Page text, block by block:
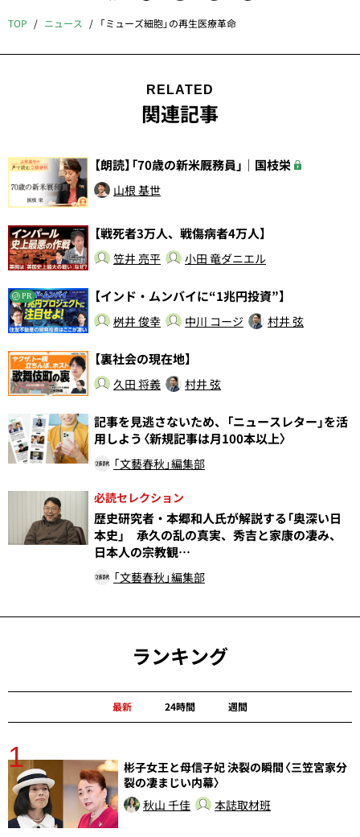
TOP ニュース 「ミューズ細胞」の再生医療革命
RELATED
関連記事
【朗読】「70歳の新米厩務員」｜国枝栄
山根 基世
【戦死者3万人、戦傷病者4万人】
笠井 亮平 小田 竜ダニエル
PR 【インド・ムンバイに“1兆円投資”】
桝井 俊幸 中川 コージ 村井 弦
【裏社会の現在地】
久田 将義 村井 弦
記事を見逃さないため、「ニュースレター」を活
用しよう〈新規記事は月100本以上〉
「文藝春秋」編集部
必読セレクション
歴史研究者・本郷和人氏が解説する「奥深い日
本史」 承久の乱の真実、秀吉と家康の凄み、
日本人の宗教観…
「文藝春秋」編集部
ランキング
最新 24時間 週間
1
彬子女王と母信子妃 決裂の瞬間〈三笠宮家分
裂の凄まじい内幕〉
秋山 千佳
本誌取材班